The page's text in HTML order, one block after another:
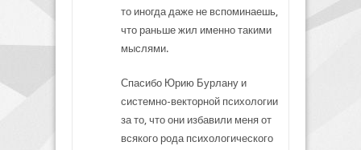
то иногда даже не вспоминаешь,
что раньше жил именно такими
мыслями.
Спасибо Юрию Бурлану и
системно-векторной психологии
за то, что они избавили меня от
всякого рода психологического